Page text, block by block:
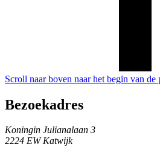
Scroll naar boven naar het begin van de
Bezoekadres
Koningin Julianalaan 3
2224 EW Katwijk